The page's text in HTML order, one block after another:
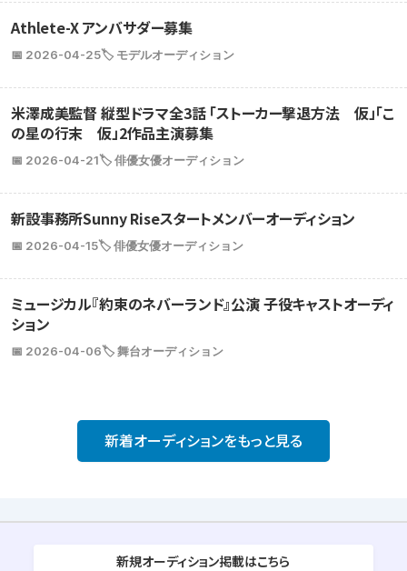
Athlete-X アンバサダー募集
📅 2026-04-25🏷️ モデルオーディション
米澤成美監督 縦型ドラマ全3話 「ストーカー撃退方法 仮」「こ
の星の行末 仮」2作品主演募集
📅 2026-04-21🏷️ 俳優女優オーディション
新設事務所Sunny Riseスタートメンバーオーディション
📅 2026-04-15🏷️ 俳優女優オーディション
ミュージカル『約束のネバーランド』公演 子役キャストオーディ
ション
📅 2026-04-06🏷️ 舞台オーディション
新着オーディションをもっと見る
新規オーディション掲載はこちら